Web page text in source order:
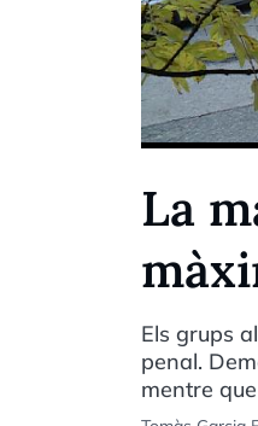
La
Els grups
penal.
mentre